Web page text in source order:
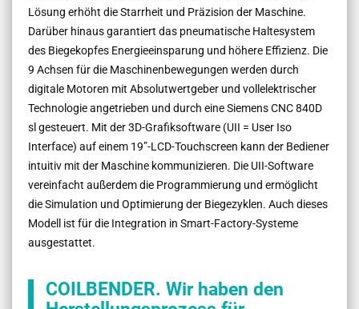
Lösung erhöht die Starrheit und Präzision der Maschine.
Darüber hinaus garantiert das pneumatische Haltesystem
des Biegekopfes Energieeinsparung und höhere Effizienz. Die
9 Achsen für die Maschinenbewegungen werden durch
digitale Motoren mit Absolutwertgeber und vollelektrischer
Technologie angetrieben und durch eine Siemens CNC 840D
sl gesteuert. Mit der 3D-Grafiksoftware (UII = User Iso
Interface) auf einem 19”-LCD-Touchscreen kann der Bediener
intuitiv mit der Maschine kommunizieren. Die UII-Software
vereinfacht außerdem die Programmierung und ermöglicht
die Simulation und Optimierung der Biegezyklen. Auch dieses
Modell ist für die Integration in Smart-Factory-Systeme
ausgestattet.
COILBENDER. Wir haben den